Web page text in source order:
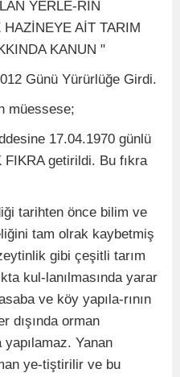
YERLE-RİN
AİT TARIM
KANUN "
Günü Yürürlüğe Girdi.
müessese;
17.04.1970 günlü
FIKRA getirildi. Bu fıkra
tarihten önce bilim ve
tam olrak kaybetmiş
gibi çeşitli tarım
kul-lanılmasında yarar
ve köy yapıla-rının
dışında orman
yapılamaz. Yanan
ye-tiştirilir ve bu